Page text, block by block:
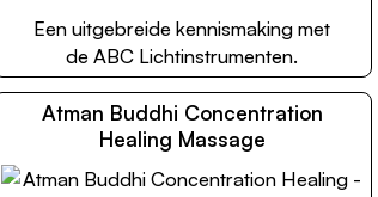
Een uitgebreide kennismaking met
de ABC Lichtinstrumenten.
Atman Buddhi Concentration
Healing Massage